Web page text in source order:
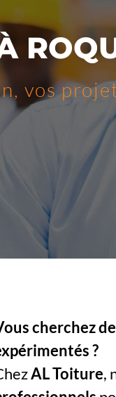
vos
cherchez
?
AL Toiture,